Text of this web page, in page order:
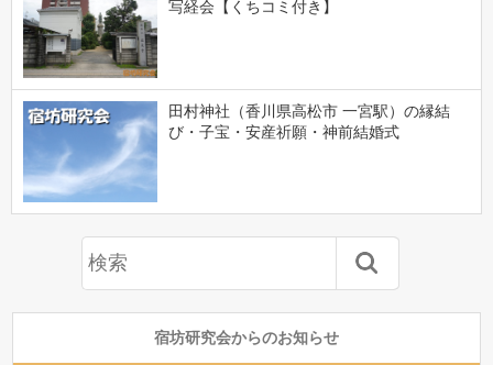
写経会【くちコミ付き】
田村神社（香川県高松市 一宮駅）の縁結
び・子宝・安産祈願・神前結婚式
宿坊研究会からのお知らせ